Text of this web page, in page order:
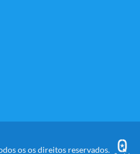
os os direitos reservados.